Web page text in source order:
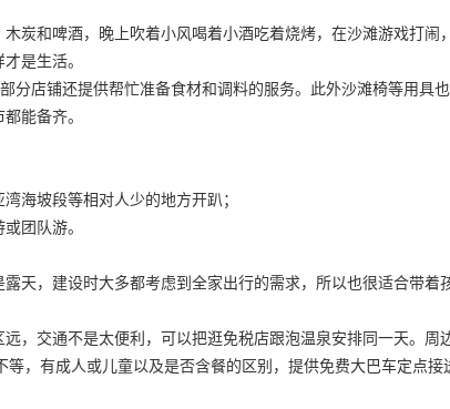
炭和啤酒，晚上吹着小风喝着小酒吃着烧烤，在沙滩游戏打
是生活。
店铺还提供帮忙准备食材和调料的服务。此外沙滩椅等用具
能备齐。
海坡段等相对人少的地方开趴；
团队游。
天，建设时大多都考虑到全家出行的需求，所以也很适合带
，交通不是太便利，可以把逛免税店跟泡温泉安排同一天。
，有成人或儿童以及是否含餐的区别，提供免费大巴车定点